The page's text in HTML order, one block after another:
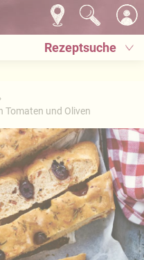
Rezeptsuche
Tomaten und Oliven